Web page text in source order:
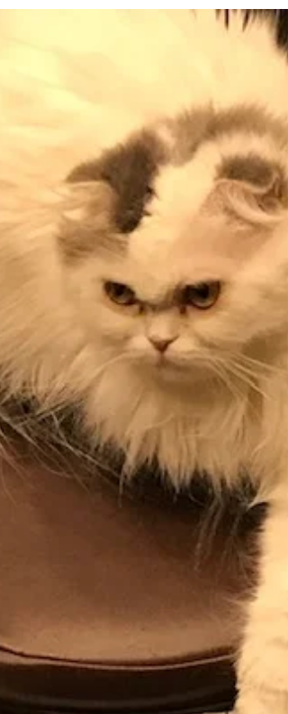
roadblock, take a detour.
「行く手を塞がれたら、回り道すればよい
躓きがあっても､それですべてが終わる訳で
見えてくるはずです｡ すべての道が､直線で
あるとは限りません｡ 辞書とスマホ 新形式
要約問題には慣れましたでしょうか？...